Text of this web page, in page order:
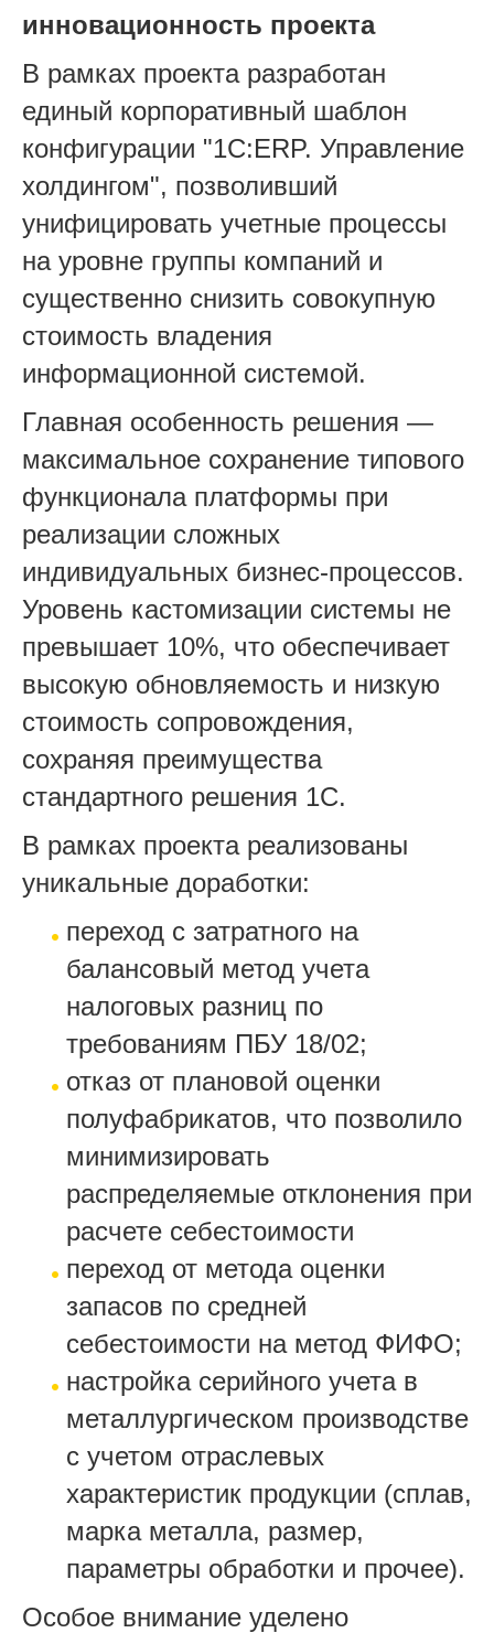
инновационность проекта
В рамках проекта разработан
единый корпоративный шаблон
конфигурации "1С:ERP. Управление
холдингом", позволивший
унифицировать учетные процессы
на уровне группы компаний и
существенно снизить совокупную
стоимость владения
информационной системой.
Главная особенность решения —
максимальное сохранение типового
функционала платформы при
реализации сложных
индивидуальных бизнес-процессов.
Уровень кастомизации системы не
превышает 10%, что обеспечивает
высокую обновляемость и низкую
стоимость сопровождения,
сохраняя преимущества
стандартного решения 1С.
В рамках проекта реализованы
уникальные доработки:
переход с затратного на
балансовый метод учета
налоговых разниц по
требованиям ПБУ 18/02;
отказ от плановой оценки
полуфабрикатов, что позволило
минимизировать
распределяемые отклонения при
расчете себестоимости
переход от метода оценки
запасов по средней
себестоимости на метод ФИФО;
настройка серийного учета в
металлургическом производстве
с учетом отраслевых
характеристик продукции (сплав,
марка металла, размер,
параметры обработки и прочее).
Особое внимание уделено